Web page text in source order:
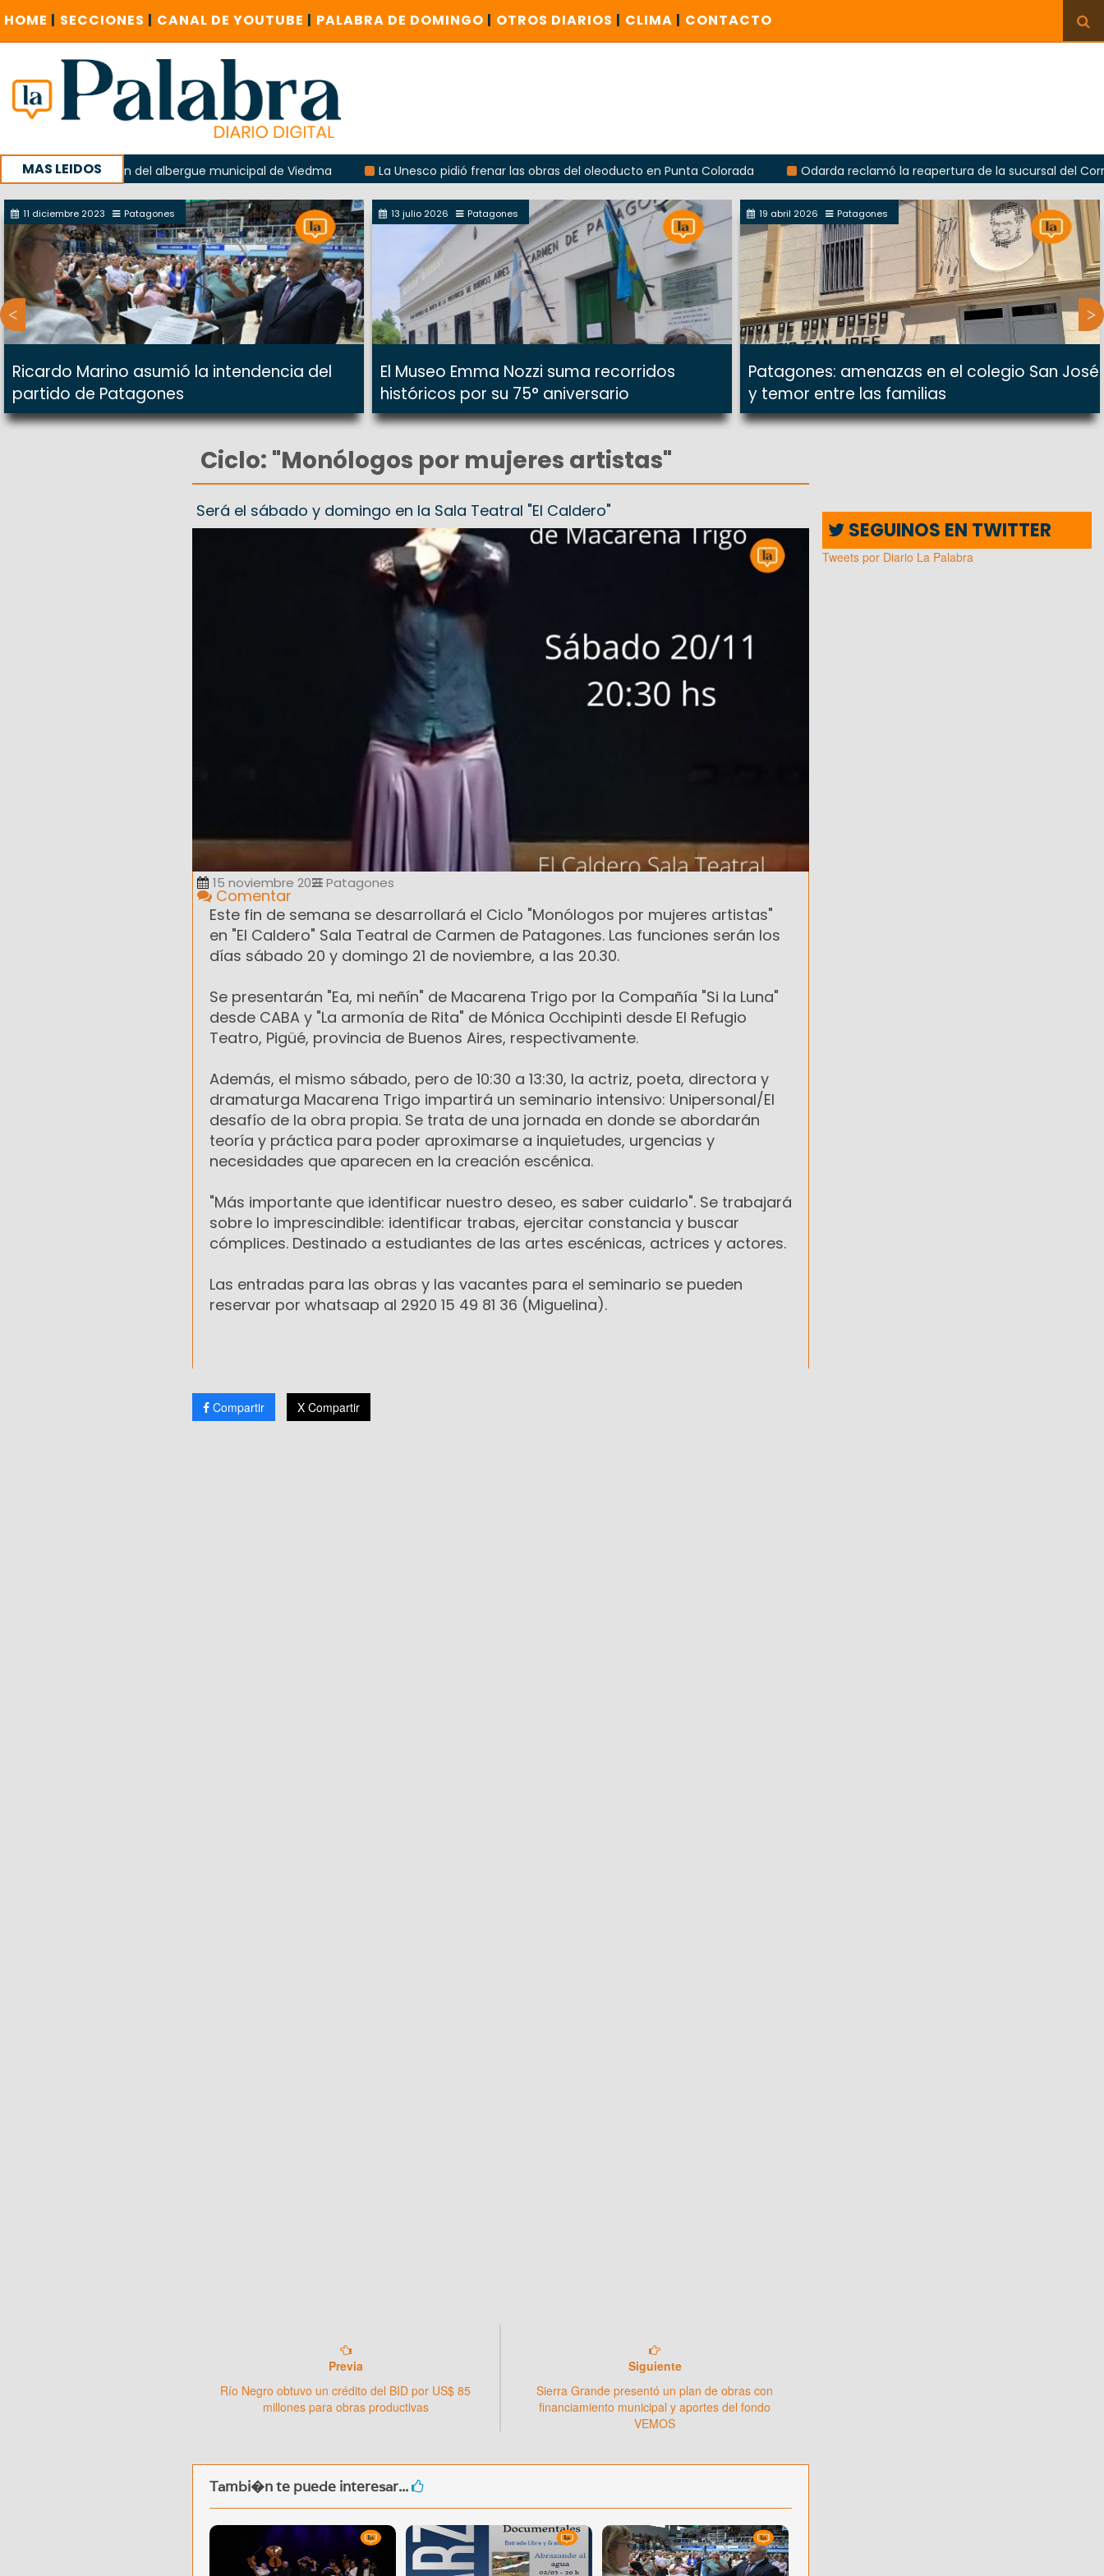
HOME | SECCIONES | CANAL DE YOUTUBE | PALABRA DE DOMINGO | OTROS DIARIOS | CLIMA | CONTACTO
MAS LEIDOS
la explosión del albergue municipal de Viedma La Unesco pidió frenar las obras del oleoducto en Punta Colorada
Odarda reclamó la reapertura de la sucursal del Correo
con un encuentro provincial en Roca
11 diciembre 2023 Patagones
Ricardo Marino asumió la intendencia del
partido de Patagones
13 julio 2026 Patagones
El Museo Emma Nozzi suma recorridos
históricos por su 75° aniversario
19 abril 2026 Patagones
Patagones: amenazas en el colegio San José
y temor entre las familias
Ciclo: "Monólogos por mujeres artistas"
Será el sábado y domingo en la Sala Teatral "El Caldero"
15 noviembre 2021 Patagones
Comentar
Este fin de semana se desarrollará el Ciclo "Monólogos por mujeres artistas"
en "El Caldero" Sala Teatral de Carmen de Patagones. Las funciones serán los
días sábado 20 y domingo 21 de noviembre, a las 20.30.
Se presentarán "Ea, mi neñín" de Macarena Trigo por la Compañía "Si la Luna"
desde CABA y "La armonía de Rita" de Mónica Occhipinti desde El Refugio
Teatro, Pigüé, provincia de Buenos Aires, respectivamente.
Además, el mismo sábado, pero de 10:30 a 13:30, la actriz, poeta, directora y
dramaturga Macarena Trigo impartirá un seminario intensivo: Unipersonal/El
desafío de la obra propia. Se trata de una jornada en donde se abordarán
teoría y práctica para poder aproximarse a inquietudes, urgencias y
necesidades que aparecen en la creación escénica.
"Más importante que identificar nuestro deseo, es saber cuidarlo". Se trabajará
sobre lo imprescindible: identificar trabas, ejercitar constancia y buscar
cómplices. Destinado a estudiantes de las artes escénicas, actrices y actores.
Las entradas para las obras y las vacantes para el seminario se pueden
reservar por whatsaap al 2920 15 49 81 36 (Miguelina).
Compartir X Compartir
Previa
Río Negro obtuvo un crédito del BID por US$ 85
millones para obras productivas
Siguiente
Sierra Grande presentó un plan de obras con
financiamiento municipal y aportes del fondo
VEMOS
Tambi�n te puede interesar...
SEGUINOS EN TWITTER
Tweets por Diario La Palabra